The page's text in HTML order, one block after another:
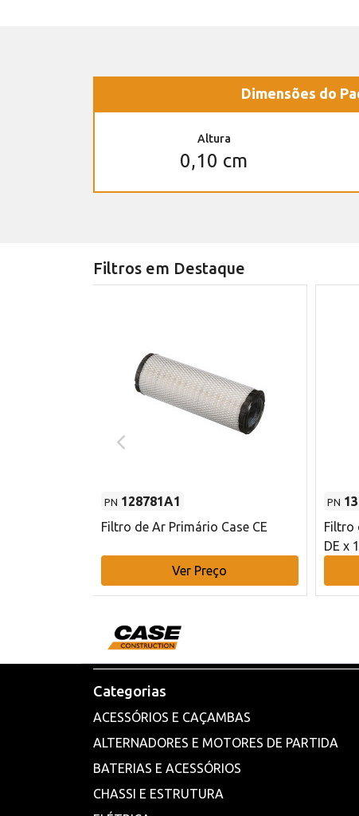
Dimensões do
Altura
0,10 cm
Filtros em Destaque
PN 128781A1
Filtro de Ar Primário Case CE
Ver Preço
PN
Filtro
DE x
Categorias
ACESSÓRIOS E CAÇAMBAS
ALTERNADORES E MOTORES DE PARTIDA
BATERIAS E ACESSÓRIOS
CHASSI E ESTRUTURA